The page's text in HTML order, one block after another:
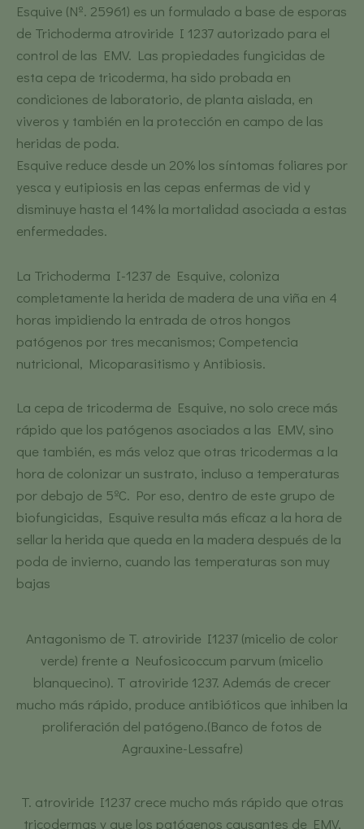
Esquive (Nº. 25961) es un formulado a base de esporas
de Trichoderma atroviride I 1237 autorizado para el
control de las EMV. Las propiedades fungicidas de
esta cepa de tricoderma, ha sido probada en
condiciones de laboratorio, de planta aislada, en
viveros y también en la protección en campo de las
heridas de poda.
Esquive reduce desde un 20% los síntomas foliares por
yesca y eutipiosis en las cepas enfermas de vid y
disminuye hasta el 14% la mortalidad asociada a estas
enfermedades.
La Trichoderma I-1237 de Esquive, coloniza
completamente la herida de madera de una viña en 4
horas impidiendo la entrada de otros hongos
patógenos por tres mecanismos; Competencia
nutricional, Micoparasitismo y Antibiosis.
La cepa de tricoderma de Esquive, no solo crece más
rápido que los patógenos asociados a las EMV, sino
que también, es más veloz que otras tricodermas a la
hora de colonizar un sustrato, incluso a temperaturas
por debajo de 5ºC. Por eso, dentro de este grupo de
biofungicidas, Esquive resulta más eficaz a la hora de
sellar la herida que queda en la madera después de la
poda de invierno, cuando las temperaturas son muy
bajas
Antagonismo de T. atroviride I1237 (micelio de color
verde) frente a Neufosicoccum parvum (micelio
blanquecino). T atroviride 1237. Además de crecer
mucho más rápido, produce antibióticos que inhiben la
proliferación del patógeno.(Banco de fotos de
Agrauxine-Lessafre)
T. atroviride I1237 crece mucho más rápido que otras
tricodermas y que los patógenos causantes de EMV,